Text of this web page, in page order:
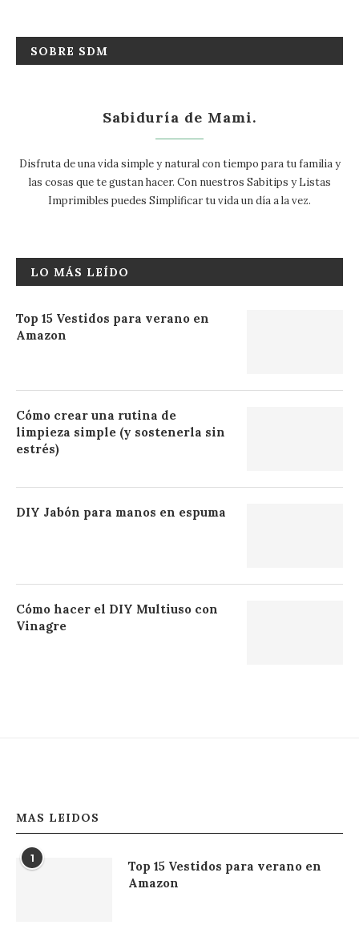
SOBRE SDM
Sabiduría de Mami.
Disfruta de una vida simple y natural con tiempo para tu familia y
las cosas que te gustan hacer. Con nuestros Sabitips y Listas
Imprimibles puedes Simplificar tu vida un día a la vez.
LO MÁS LEÍDO
Top 15 Vestidos para verano en
Amazon
Cómo crear una rutina de
limpieza simple (y sostenerla sin
estrés)
DIY Jabón para manos en espuma
Cómo hacer el DIY Multiuso con
Vinagre
MAS LEIDOS
1
Top 15 Vestidos para verano en
Amazon